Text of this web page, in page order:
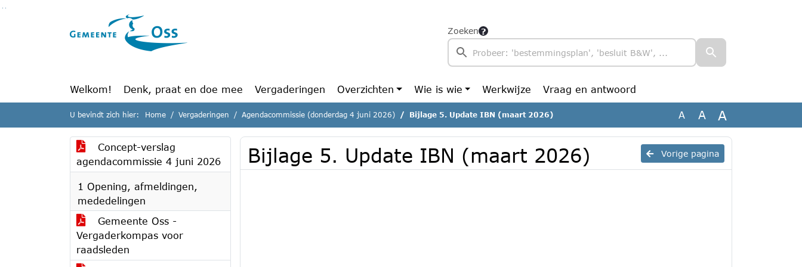
Ga naar de inhoud van deze pagina
Zoeken
Welkom! Denk, praat en doe mee Vergaderingen Overzichten Wie is wie Werkwijze Vraag en antwoord
U bevindt zich hier: Home Vergaderingen Agendacommissie (donderdag 4 juni 2026) Bijlage 5. Update IBN (maart 2026) A A A
Concept-verslag
agendacommissie 4 juni 2026
1 Opening, afmeldingen,
mededelingen
Gemeente Oss -
Vergaderkompas voor
raadsleden
Vorige pagina
Bijlage 5. Update IBN (maart 2026)